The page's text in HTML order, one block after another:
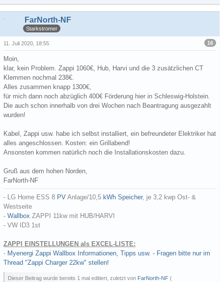
FarNorth-NF
Starkstromer
16
11. Juli 2020, 18:55
Moin,
klar, kein Problem. Zappi 1060€, Hub, Harvi und die 3 zusätzlichen CT
Klemmen nochmal 238€.
Alles zusammen knapp 1300€,
für mich dann noch abzüglich 400€ Förderung hier in Schleswig-Holstein.
Die auch schon innerhalb von drei Wochen nach Beantragung ausgezahlt
wurden!
Kabel, Zappi usw. habe ich selbst installiert, ein befreundeter Elektriker hat
alles angeschlossen. Kosten: ein Grillabend!
Ansonsten kommen natürlich noch die Installationskosten dazu.
Gruß aus dem hohen Norden,
FarNorth-NF
- LG Home ESS 8 PV Anlage/10,5 kWh Speicher, je 3,2 kwp Ost- &
Westseite
- Wallbox ZAPPI 11kw mit HUB/HARVI
- VW ID3 1st
ZAPPI EINSTELLUNGEN als EXCEL-LISTE:
- Myenergi Zappi Wallbox Informationen, Tipps usw. - Fragen bitte nur im
Thread "Zappi Charger 22kw" stellen!
Dieser Beitrag wurde bereits 1 mal editiert, zuletzt von FarNorth-NF (